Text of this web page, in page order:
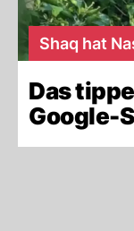
Shaq hat
Das
Google-